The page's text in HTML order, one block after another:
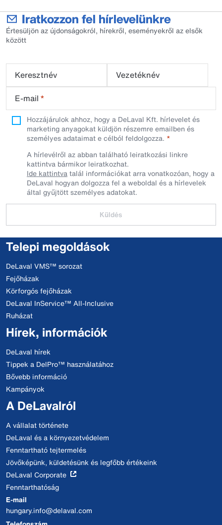
Iratkozzon fel hírlevelünkre
Értesüljön az újdonságokról, hírekről, eseményekről az elsők
között
Keresztnév
Vezetéknév
E-mail *
Hozzájárulok ahhoz, hogy a DeLaval Kft. hírlevelet és
marketing anyagokat küldjön részemre emailben és
személyes adataimat e célból feldolgozza.
A hírlevélről az abban található leiratkozási linkre
kattintva bármikor leiratkozhat.
Ide kattintvatalál információkat arra vonatkozóan, hogy a
DeLaval hogyan dolgozza fel a weboldal és a hírlevelek
által gyűjtött személyes adatokat.
Küldés
Telepi megoldások
DeLaval VMS™ sorozat
Fejőházak
Körforgós fejőházak
DeLaval InService™ All-Inclusive
Ruházat
Hírek, információk
DeLaval hírek
Tippek a DelPro™ használatához
Bővebb információ
Kampányok
A DeLavalról
A vállalat története
DeLaval és a környezetvédelem
Fenntartható tejtermelés
Jövőképünk, küldetésünk és legfőbb értékeink
DeLaval Corporate
Fenntarthatóság
E-mail
hungary.info@delaval.com